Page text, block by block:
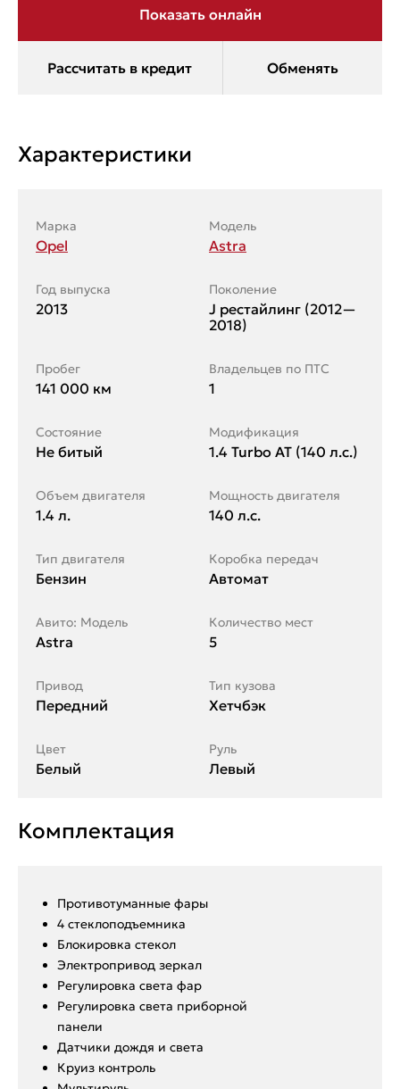
Характеристики
Марка
Opel
Модель
Astra
Год выпуска
2013
Поколение
J рестайлинг (2012—
2018)
Пробег
141 000 км
Владельцев по ПТС
1
Состояние
Не битый
Модификация
1.4 Turbo AT (140 л.с.)
Объем двигателя
1.4 л.
Мощность двигателя
140 л.с.
Тип двигателя
Бензин
Коробка передач
Автомат
Авито: Модель
Astra
Количество мест
5
Привод
Передний
Тип кузова
Хетчбэк
Цвет
Белый
Руль
Левый
Комплектация
Противотуманные фары
4 стеклоподъемника
Блокировка стекол
Электропривод зеркал
Регулировка света фар
Регулировка света приборной
панели
Датчики дождя и света
Круиз контроль